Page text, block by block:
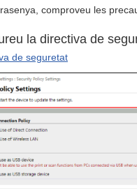
comproveu les
la directiva de
de seguretat